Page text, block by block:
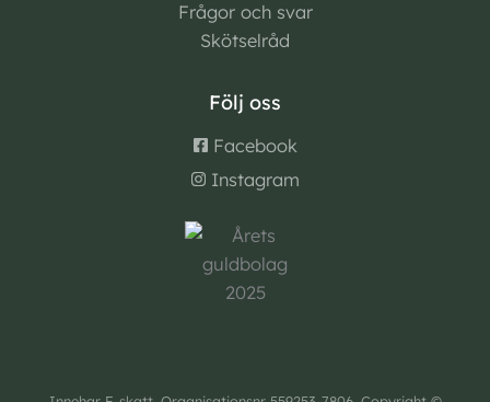
Frågor och svar
Skötselråd
Följ oss
Facebook
Instagram